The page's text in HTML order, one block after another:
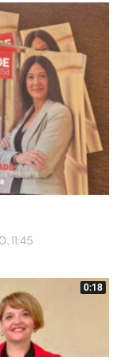
11:45
0:18